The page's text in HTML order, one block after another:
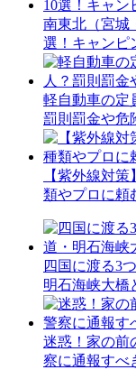
南東北（宮城
選！キャンピ
軽自動車の定
罰則罰金や危
【紫外線対
類やプロに頼
四国に渡る3
明石海峡大橋
迷惑！家の前
察に通報すべ